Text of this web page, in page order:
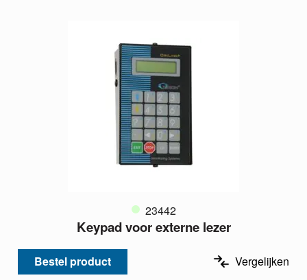
23442
Keypad voor externe lezer
Bestel product Vergelijken